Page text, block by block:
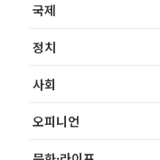
국제
정치
사회
오피니언